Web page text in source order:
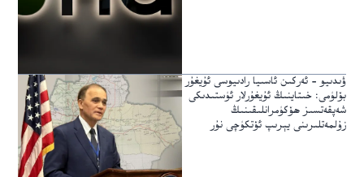
ۋىدىيو – ئەركىن ئاسىيا رادىيوسى ئۇيغۇر
بۆلۈمى: خىتاينىڭ ئۇيغۇرلار ئۈستىدىكى
شەپقەتسىز ھۆكۈمرانلىقىنىڭ
زۇلمەتلىرىنى يېرىپ ئۆتكۈچى نۇر